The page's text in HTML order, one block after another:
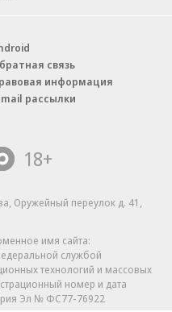
связь
информация
mail рассылки
18+
Оружейный переулок д. 41,
имя сайта:
службой
технологий и массовых
номер и дата
Эл № ФС77-76922